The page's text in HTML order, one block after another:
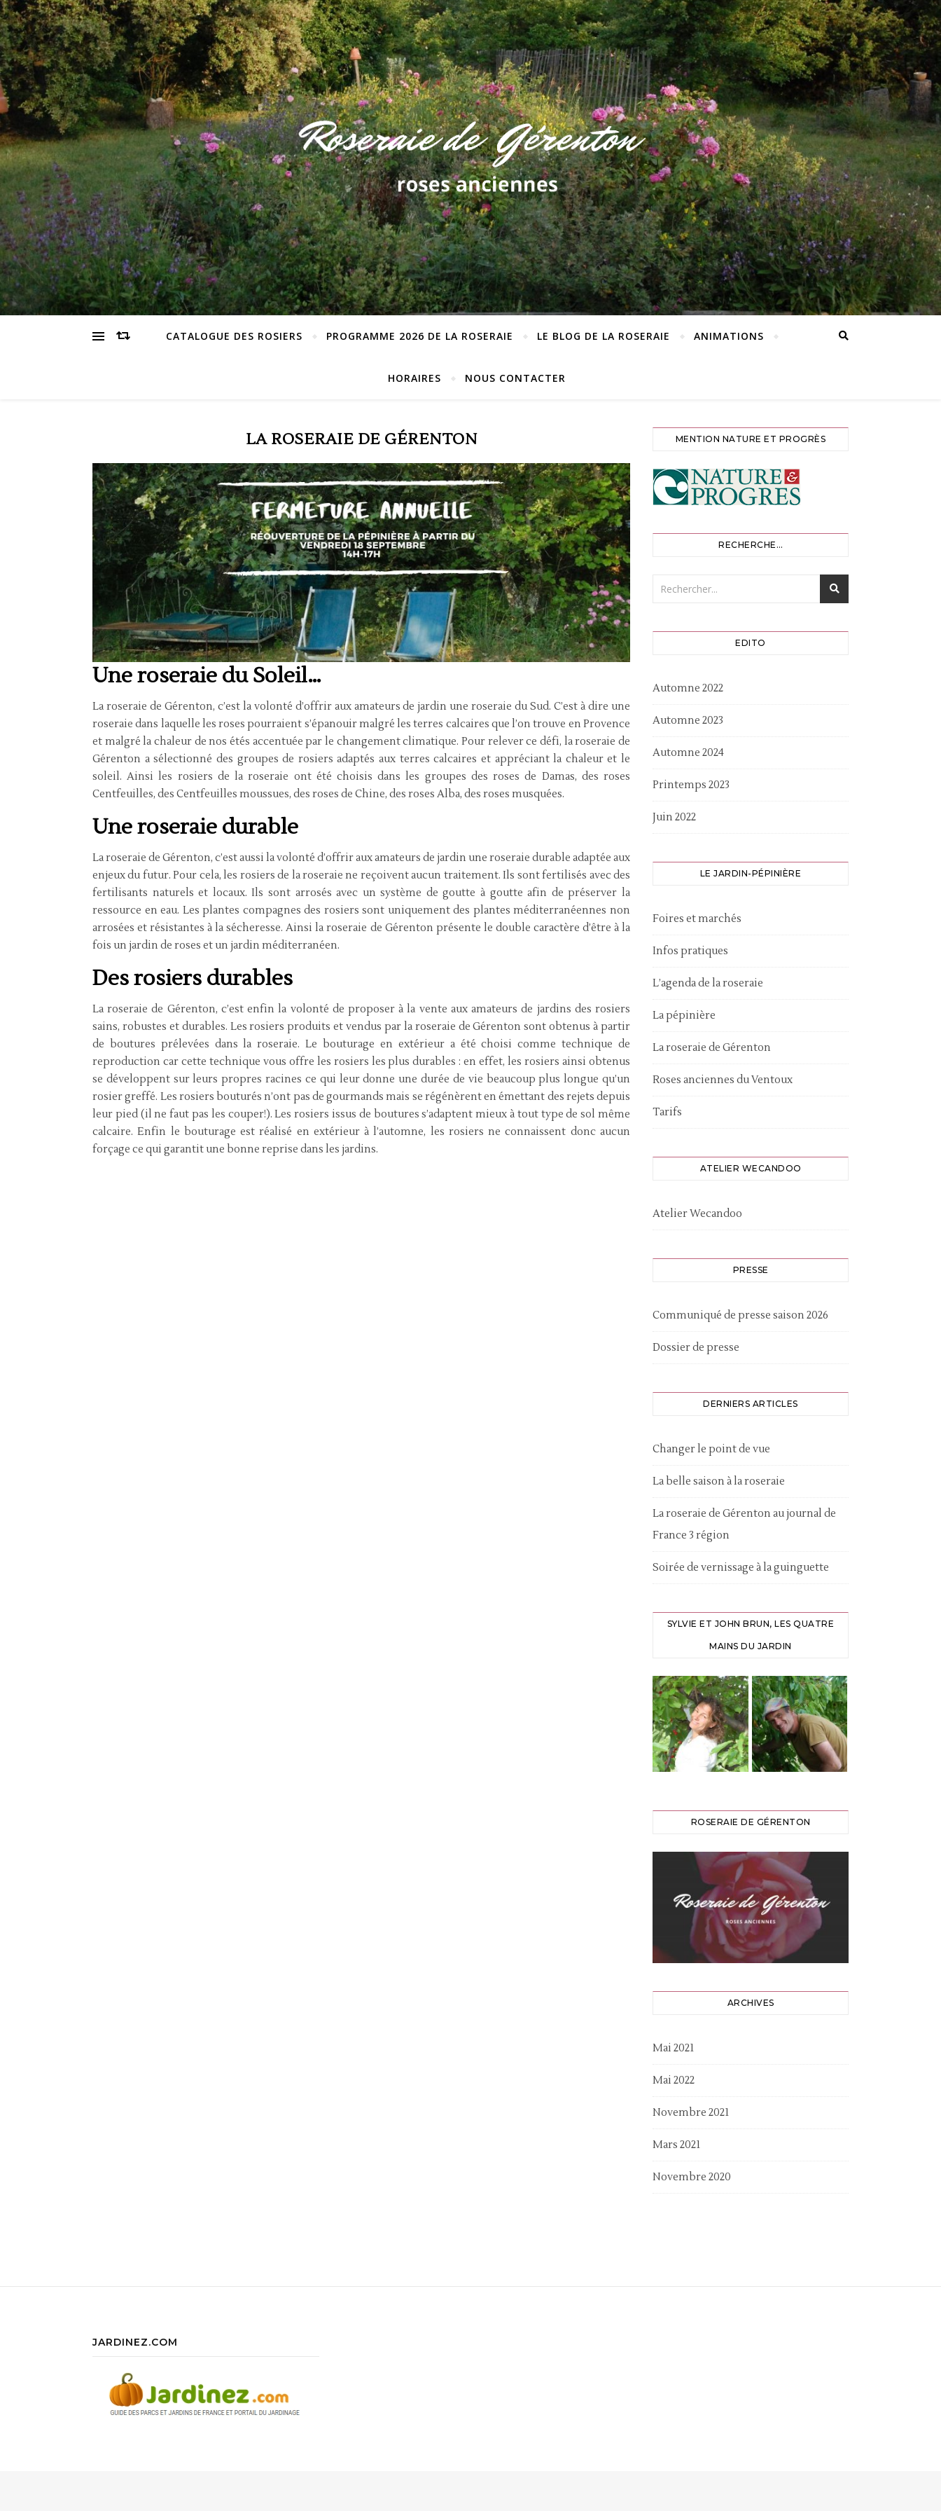
CATALOGUE DES ROSIERS PROGRAMME 2026 DE LA ROSERAIE LE BLOG DE LA ROSERAIE ANIMATIONS
HORAIRES NOUS CONTACTER
LA ROSERAIE DE GÉRENTON
Une roseraie du Soleil…
La roseraie de Gérenton, c’est la volonté d’offrir aux amateurs de jardin une roseraie du Sud. C’est à dire une
roseraie dans laquelle les roses pourraient s’épanouir malgré les terres calcaires que l’on trouve en Provence
et malgré la chaleur de nos étés accentuée par le changement climatique. Pour relever ce défi, la roseraie de
Gérenton a sélectionné des groupes de rosiers adaptés aux terres calcaires et appréciant la chaleur et le
soleil. Ainsi les rosiers de la roseraie ont été choisis dans les groupes des roses de Damas, des roses
Centfeuilles, des Centfeuilles moussues, des roses de Chine, des roses Alba, des roses musquées.
Une roseraie durable
La roseraie de Gérenton, c’est aussi la volonté d’offrir aux amateurs de jardin une roseraie durable adaptée aux
enjeux du futur. Pour cela, les rosiers de la roseraie ne reçoivent aucun traitement. Ils sont fertilisés avec des
fertilisants naturels et locaux. Ils sont arrosés avec un système de goutte à goutte afin de préserver la
ressource en eau. Les plantes compagnes des rosiers sont uniquement des plantes méditerranéennes non
arrosées et résistantes à la sécheresse. Ainsi la roseraie de Gérenton présente le double caractère d’être à la
fois un jardin de roses et un jardin méditerranéen.
Des rosiers durables
La roseraie de Gérenton, c’est enfin la volonté de proposer à la vente aux amateurs de jardins des rosiers
sains, robustes et durables. Les rosiers produits et vendus par la roseraie de Gérenton sont obtenus à partir
de boutures prélevées dans la roseraie. Le bouturage en extérieur a été choisi comme technique de
reproduction car cette technique vous offre les rosiers les plus durables : en effet, les rosiers ainsi obtenus
se développent sur leurs propres racines ce qui leur donne une durée de vie beaucoup plus longue qu’un
rosier greffé. Les rosiers bouturés n’ont pas de gourmands mais se régénèrent en émettant des rejets depuis
leur pied (il ne faut pas les couper!). Les rosiers issus de boutures s’adaptent mieux à tout type de sol même
calcaire. Enfin le bouturage est réalisé en extérieur à l’automne, les rosiers ne connaissent donc aucun
forçage ce qui garantit une bonne reprise dans les jardins.
MENTION NATURE ET PROGRÈS
RECHERCHE…
EDITO
Automne 2022
Automne 2023
Automne 2024
Printemps 2023
Juin 2022
LE JARDIN-PÉPINIÈRE
Foires et marchés
Infos pratiques
L’agenda de la roseraie
La pépinière
La roseraie de Gérenton
Roses anciennes du Ventoux
Tarifs
ATELIER WECANDOO
Atelier Wecandoo
PRESSE
Communiqué de presse saison 2026
Dossier de presse
DERNIERS ARTICLES
Changer le point de vue
La belle saison à la roseraie
La roseraie de Gérenton au journal de
France 3 région
Soirée de vernissage à la guinguette
SYLVIE ET JOHN BRUN, LES QUATRE
MAINS DU JARDIN
ROSERAIE DE GÉRENTON
ARCHIVES
Mai 2021
Mai 2022
Novembre 2021
Mars 2021
Novembre 2020
JARDINEZ.COM